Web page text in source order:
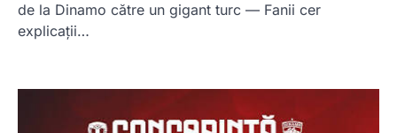
de la Dinamo către un gigant turc — Fanii cer
explicații…